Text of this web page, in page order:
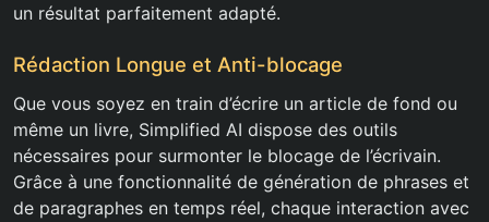
un résultat parfaitement adapté.
Rédaction Longue et Anti-blocage
Que vous soyez en train d’écrire un article de fond ou
même un livre, Simplified AI dispose des outils
nécessaires pour surmonter le blocage de l’écrivain.
Grâce à une fonctionnalité de génération de phrases et
de paragraphes en temps réel, chaque interaction avec